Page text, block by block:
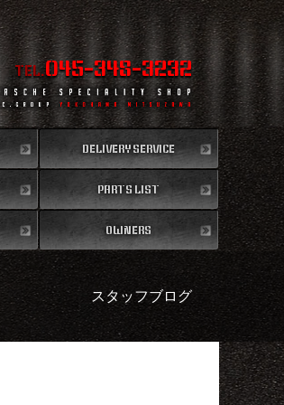
TEL.045-348-3232
DELIVERY SERVICE
全国納車
PARTS LIST
パーツリスト
OWNERS
納車情報
スタッフブログ